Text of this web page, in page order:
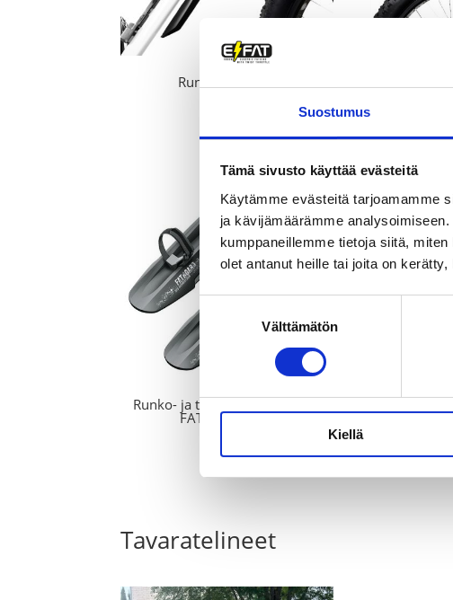
Suostumus
Tämä sivusto käyttää evästeitä
Käytämme evästeitä tarjoamamme
ja kävijämäärämme
kumppaneillemme tietoja siitä,
olet antanut heille tai joita on
valinta
Välttämätön
Kiellä
Runkolokasuoja
Runko- ja takalokasuoja setti –
FATBOARD SET
Tavaratelineet